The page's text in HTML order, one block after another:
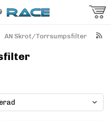
AN Skrot/Torrsumpsfilter